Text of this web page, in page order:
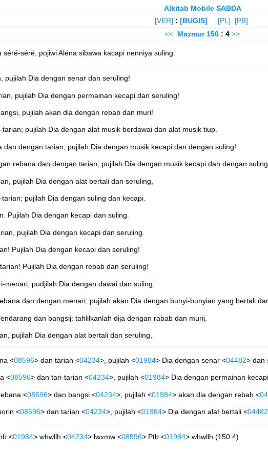
Alkitab Mobile SABDA
[VER] : [BUGIS] [PL]
[PB]
<< Mazmur 150 : 4 >>
séré, pojiwi Aléna sibawa kacapi nenniya suling.
pujilah Dia dengan senar dan seruling!
pujilah Dia dengan permainan kecapi dan seruling!
pujilah akan dia dengan rebab dan muri!
pujilah Dia dengan alat musik berdawai dan alat musik tiup.
dan dengan tarian, pujilah Dia dengan musik kecapi dan dengan suling!
rebana dan dengan tarian, pujilah Dia dengan musik kecapi dan dengan
pujilah Dia dengan alat bertali dan seruling,
pujilah Dia dengan suling dan kecapi.
Pujilah Dia dengan kecapi dan suling.
pujilah Dia dengan kecapi dan seruling.
Pujilah Dia dengan kecapi dan seruling!
Pujilah Dia dengan rebab dan seruling!
menari, pudjilah Dia dengan dawai dan suling;
dan dengan menari; pujilah akan Dia dengan bunyi-bunyian yang bertali
dan bangsij: tahlilkanlah dija dengan rabab dan murij.
pujilah Dia dengan alat bertali dan seruling,
<08596> dan tarian <04234>, pujilah <01984> Dia dengan senar <04482> dan
<08596> dan tari-tarian <04234>, pujilah <01984> Dia dengan permainan
<08596> dan bangsi <04234>, pujilah <01984> akan dia dengan rebab <
<08596> dan tarian <04234>, pujilah <01984> Dia dengan alat bertali <04482
<01984> whwllh <04234> lwxmw <08596> Ptb <01984> whwllh (150:4)